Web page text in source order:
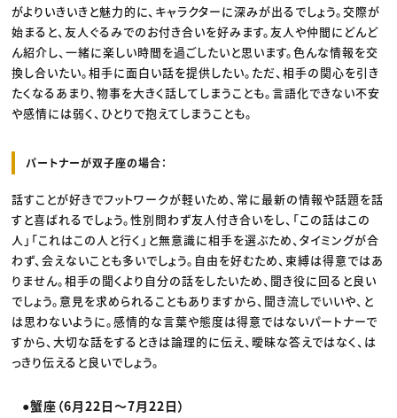
がよりいきいきと魅力的に、キャラクターに深みが出るでしょう。交際が
始まると、友人ぐるみでのお付き合いを好みます。友人や仲間にどんど
ん紹介し、一緒に楽しい時間を過ごしたいと思います。色んな情報を交
換し合いたい。相手に面白い話を提供したい。ただ、相手の関心を引き
たくなるあまり、物事を大きく話してしまうことも。言語化できない不安
や感情には弱く、ひとりで抱えてしまうことも。
パートナーが双子座の場合：
話すことが好きでフットワークが軽いため、常に最新の情報や話題を話
すと喜ばれるでしょう。性別問わず友人付き合いをし、「この話はこの
人」「これはこの人と行く」と無意識に相手を選ぶため、タイミングが合
わず、会えないことも多いでしょう。自由を好むため、束縛は得意ではあ
りません。相手の聞くより自分の話をしたいため、聞き役に回ると良い
でしょう。意見を求められることもありますから、聞き流しでいいや、と
は思わないように。感情的な言葉や態度は得意ではないパートナーで
すから、大切な話をするときは論理的に伝え、曖昧な答えではなく、は
っきり伝えると良いでしょう。
●蟹座（6月22日〜7月22日）